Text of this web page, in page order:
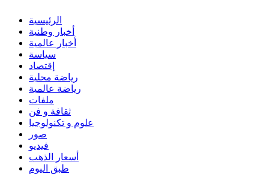
الرئيسية
أخبار وطنية
أخبار عالمية
سياسة
إقتصاد
رياضة محلية
رياضة عالمية
ملفات
ثقافة و فن
علوم و تكنولوجيا
صور
فيديو
أسعار الذهب
طبق اليوم